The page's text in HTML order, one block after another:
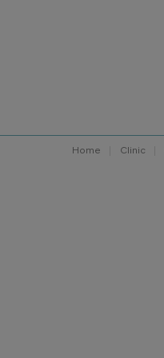
Home Clinic